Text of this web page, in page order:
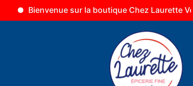
Bienvenue sur la boutique Chez Laurette Vendôme